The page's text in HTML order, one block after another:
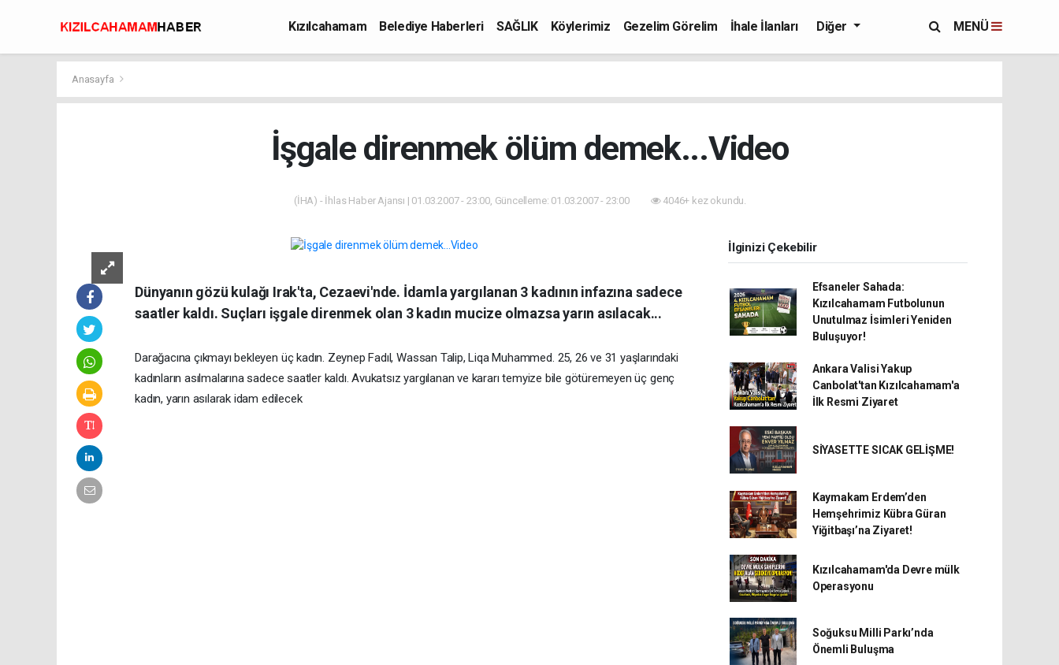
Kızılcahamam Belediye Haberleri SAĞLIK Köylerimiz Gezelim Görelim
İhale İlanları
Diğer MENÜ
Anasayfa
İşgale direnmek ölüm demek...Video
(İHA) - İhlas Haber Ajansı | 01.03.2007 - 23:00, Güncelleme: 01.03.2007 - 23:00 4046+ kez okundu.
Dünyanın gözü kulağı Irak'ta, Cezaevi'nde. İdamla yargılanan 3 kadının infazına sadece
saatler kaldı. Suçları işgale direnmek olan 3 kadın mucize olmazsa yarın asılacak...
Darağacına çıkmayı bekleyen üç kadın. Zeynep Fadıl, Wassan Talip, Liqa Muhammed. 25, 26 ve 31 yaşlarındaki
kadınların asılmalarına sadece saatler kaldı. Avukatsız yargılanan ve kararı temyize bile götüremeyen üç genç
kadın, yarın asılarak idam edilecek
İlginizi Çekebilir
Efsaneler Sahada:
Kızılcahamam Futbolunun
Unutulmaz İsimleri Yeniden
Buluşuyor!
Ankara Valisi Yakup
Canbolat'tan Kızılcahamam'a
İlk Resmi Ziyaret
SİYASETTE SICAK GELİŞME!
Kaymakam Erdem’den
Hemşehrimiz Kübra Güran
Yiğitbaşı’na Ziyaret!
Kızılcahamam'da Devre mülk
Operasyonu
Soğuksu Milli Parkı’nda
Önemli Buluşma